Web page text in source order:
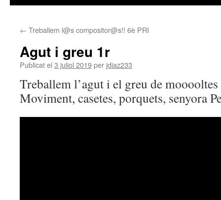
← Treballem l@s compositor@s!! 6è PRI
Agut i greu 1r
Publicat el 3 juliol 2019per jdiaz233
Treballem l’agut i el greu de
Moviment, casetes, porquets, senyora